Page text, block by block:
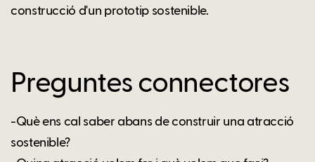
construcció d'un prototip sostenible.
Preguntes connectores
-Què ens cal saber abans de construir una atracció
sostenible?